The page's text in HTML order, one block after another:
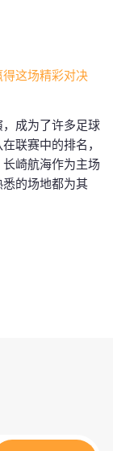
这场精彩对决
成为了许多足球
联赛中的排名，
崎航海作为主场
的场地都为其